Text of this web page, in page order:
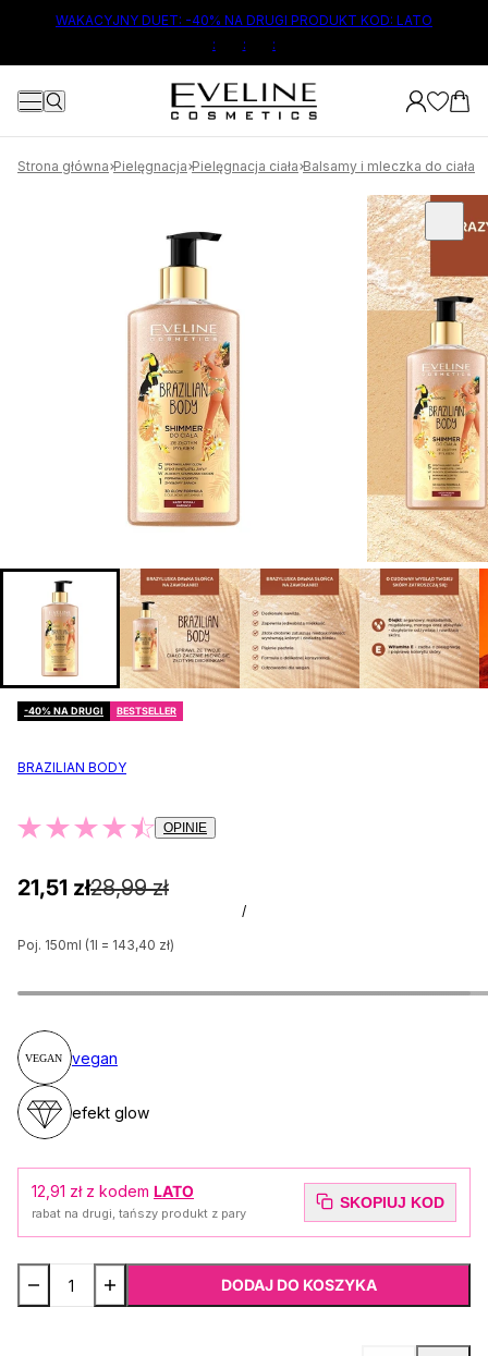
TREŚCI
WAKACYJNY DUET: -40% NA DRUGI PRODUKT KOD: LATO
:
: :
Strona główna Pielęgnacja Pielęgnacja ciała Balsamy i mleczka do ciała
-40% NA DRUGI BESTSELLER
BRAZILIAN BODY
OPINIE
21,51 zł28,99 zł
/
Poj. 150ml (1l = 143,40 zł)
efekt glow
vegan
12,91 zł z kodem LATO
rabat na drugi, tańszy produkt z pary
SKOPIUJ KOD
DODAJ DO KOSZYKA